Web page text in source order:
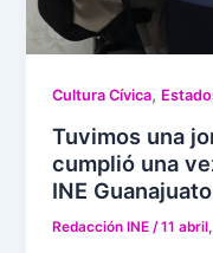
Cultura Cívica,
Tuvimos una
cumplió una
INE Guanajuato
Redacción INE/11